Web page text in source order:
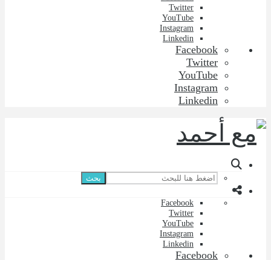
Twitter
YouTube
Instagram
Linkedin
Facebook
Twitter
YouTube
Instagram
Linkedin
بحث
Facebook
Twitter
YouTube
Instagram
Linkedin
Facebook